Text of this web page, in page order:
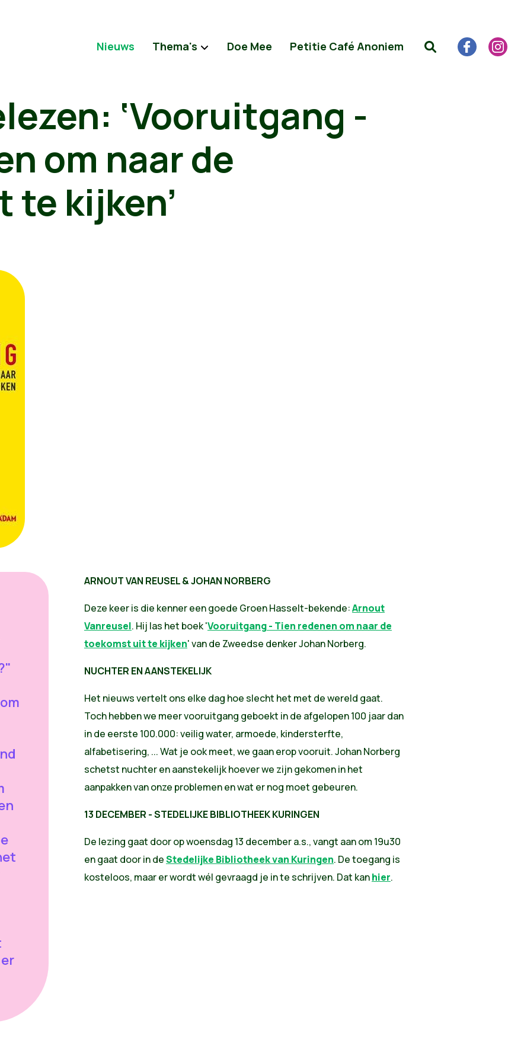
Nieuws Thema's Doe Mee Petitie Café Anoniem
‘Vooruitgang -
om naar de
kijken’
ARNOUT VAN REUSEL & JOHAN NORBERG
Deze keer is die kenner een goede Groen Hasselt-bekende:Arnout
Vanreusel. Hij las het boek 'Vooruitgang- Tien redenen om naar de
toekomst uit te kijken' van de Zweedse denker Johan Norberg.
NUCHTER EN AANSTEKELIJK
Het nieuws vertelt ons elke dag hoe slecht het met de wereld gaat.
Toch hebben we meer vooruitgang geboekt in de afgelopen 100 jaar dan
in de eerste 100.000: veilig water, armoede, kindersterfte,
alfabetisering, ... Wat je ook meet, we gaan erop vooruit. Johan Norberg
schetst nuchter en aanstekelijk hoever we zijn gekomen in het
aanpakken van onze problemen en wat er nog moet gebeuren.
13 DECEMBER - STEDELIJKE BIBLIOTHEEK KURINGEN
De lezing gaat door op woensdag 13 december a.s., vangt aan om 19u30
en gaat door in deStedelijke Bibliotheek van Kuringen. De toegang is
kosteloos, maar er wordt wél gevraagd je in te schrijven. Dat kanhier.